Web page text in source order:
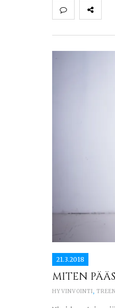
21.3.2018
MITEN
HYVINVOINTI,